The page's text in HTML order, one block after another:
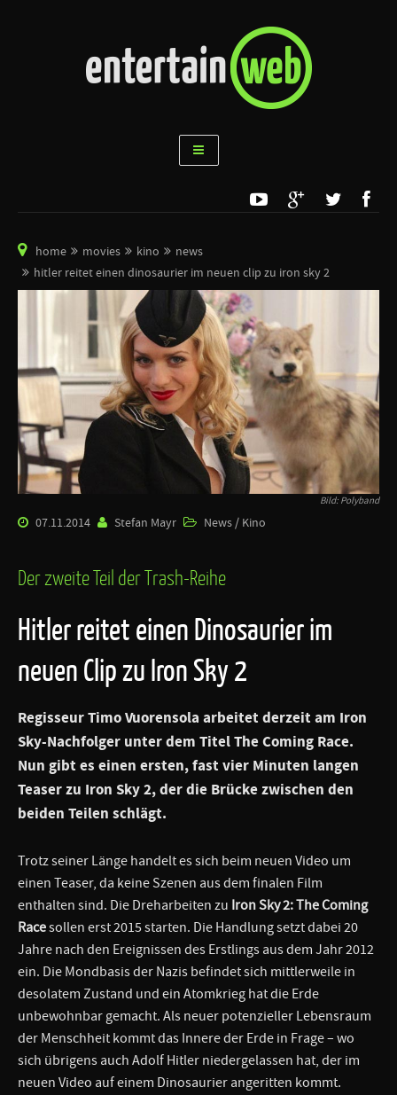
home movies kino
news
hitler reitet einen dinosaurier im neuen clip zu iron sky 2
Bild: Polyband
07.11.2014 Stefan Mayr News / Kino
Der zweite Teil der Trash-Reihe
Hitler reitet einen Dinosaurier im
neuen Clip zu Iron Sky 2
Regisseur Timo Vuorensola arbeitet derzeit am Iron
Sky-Nachfolger unter dem Titel The Coming Race.
Nun gibt es einen ersten, fast vier Minuten langen
Teaser zu Iron Sky 2, der die Brücke zwischen den
beiden Teilen schlägt.
Trotz seiner Länge handelt es sich beim neuen Video um
einen Teaser, da keine Szenen aus dem finalen Film
enthalten sind. Die Dreharbeiten zu Iron Sky 2: The Coming
Racesollen erst 2015 starten. Die Handlung setzt dabei 20
Jahre nach den Ereignissen des Erstlings aus dem Jahr 2012
ein. Die Mondbasis der Nazis befindet sich mittlerweile in
desolatem Zustand und ein Atomkrieg hat die Erde
unbewohnbar gemacht. Als neuer potenzieller Lebensraum
der Menschheit kommt das Innere der Erde in Frage – wo
sich übrigens auch Adolf Hitler niedergelassen hat, der im
neuen Video auf einem Dinosaurier angeritten kommt.